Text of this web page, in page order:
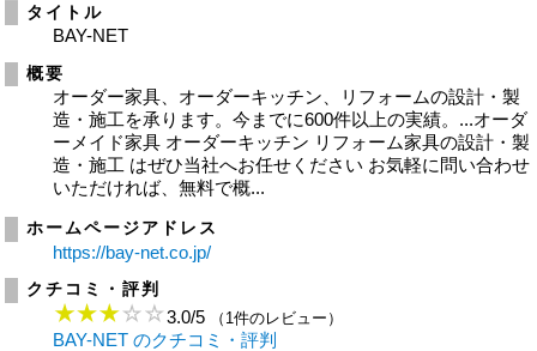
タイトル
BAY-NET
概要
オーダー家具、オーダーキッチン、リフォームの設計・製
造・施工を承ります。今までに600件以上の実績。...オーダ
ーメイド家具 オーダーキッチン リフォーム家具の設計・製
造・施工 はぜひ当社へお任せください お気軽に問い合わせ
いただければ、無料で概...
ホームページアドレス
https://bay-net.co.jp/
クチコミ・評判
3.0/5 （1件のレビュー）
BAY-NET のクチコミ・評判